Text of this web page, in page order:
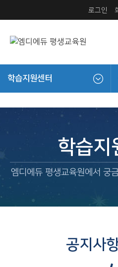
로그인
학습지원센터
학습지
엠디에듀 평생교육원에서 궁
공지사